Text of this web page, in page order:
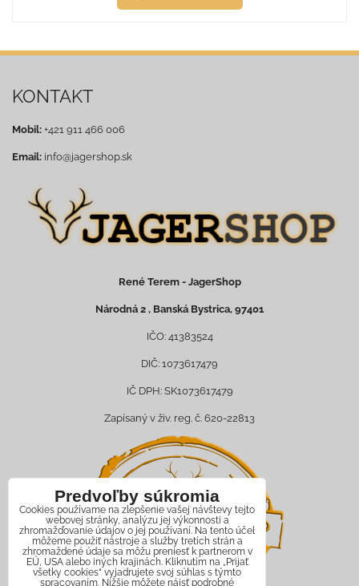
KONTAKT
Mobil: +421 911 466 006
Email: info@jagershop.sk
René Terem - JagerShop
Národná 2 , Banská Bystrica, 97401
IČO: 41383524
DIČ: 1073617479
IČ DPH: SK1073617479
Zapísaný v živ. reg. č. 620-22813
Predvoľby súkromia
Cookies používame na zlepšenie vašej návštevy tejto
webovej stránky, analýzu jej výkonnosti a
zhromažďovanie údajov o jej používaní. Na tento účel
môžeme použiť nástroje a služby tretích strán a
zhromaždené údaje sa môžu preniesť k partnerom v
EÚ, USA alebo iných krajinách. Kliknutím na „Prijať
všetky cookies“ vyjadrujete svoj súhlas s týmto
spracovaním. Nižšie môžete nájsť podrobné